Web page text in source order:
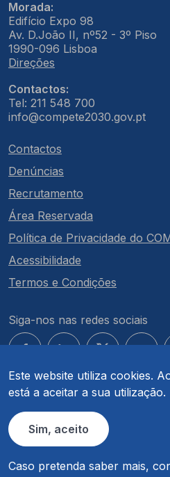
Este website utiliza cookies.
está a aceitar a sua utilização.
Sim, aceito
Caso pretenda saber mais,
Morada:
Edifício Expo 98
Av. D.João II, nº52 - 3º Piso
1990-096 Lisboa
Direções
Contactos:
Tel: 211 548 700
info@compete2030.gov.pt
Contactos
Denúncias
Recrutamento
Área Reservada
Política de Privacidade do
Acessibilidade
Termos e Condições
Siga-nos nas redes sociais
© COMPETE 2030. Todos os